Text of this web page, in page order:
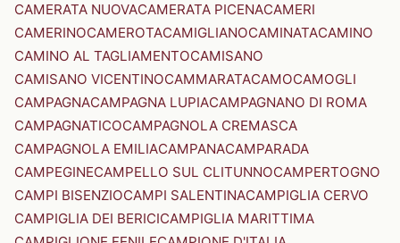
CAMERATA NUOVACAMERATA PICENACAMERI
CAMERINOCAMEROTACAMIGLIANOCAMINATACAMINO
CAMINO AL TAGLIAMENTOCAMISANO
CAMISANO VICENTINOCAMMARATACAMOCAMOGLI
CAMPAGNACAMPAGNA LUPIACAMPAGNANO DI ROMA
CAMPAGNATICOCAMPAGNOLA CREMASCA
CAMPAGNOLA EMILIACAMPANACAMPARADA
CAMPEGINECAMPELLO SUL CLITUNNOCAMPERTOGNO
CAMPI BISENZIOCAMPI SALENTINACAMPIGLIA CERVO
CAMPIGLIA DEI BERICICAMPIGLIA MARITTIMA